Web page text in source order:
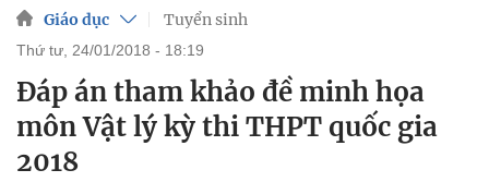
Giáo dục Tuyển sinh
thứ tư, 24/01/2018 - 18:19
Đáp án tham khảo đề minh họa
môn Vật lý kỳ thi THPT quốc gia
2018